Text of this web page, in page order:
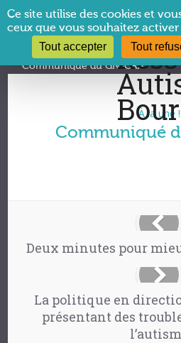
Vous êtes ici :CRA Bourgogne→
Communiqué du GN-CRA
À la une !
Communiqué
Deux minutes pour
La politique en
présentant des
Panneau de gestion des cookies
Ce site utilise des cookies et
ceux que vous souhaitez activer
Tout accepter Tout